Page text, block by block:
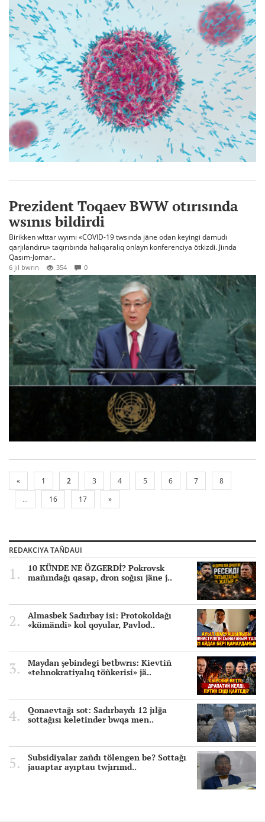
Prezident Toqaev BWW otırısında
wsınıs bildirdi
Birikken wlttar wyımı «COVID-19 twsında jäne odan keyingi damudı
qarjılandıru» taqırıbında halıqaralıq onlayn konferenciya ötkizdi. Jiında
Qasım-Jomar..
6 jıl bwrın 354 0
« 1 2 3 4 5 6 7
8
...
16 17 »
REDAKCIYA TAÑDAUI
10 KÜNDE NE ÖZGERDİ? Pokrovsk
mañındağı qasap, dron soğısı jäne j..
Almasbek Sadırbay isi: Protokoldağı
«kümändi» kol qoyular, Pavlod..
Maydan şebindegi betbwrıs: Kievtiñ
«tehnokratiyalıq töñkerisi» jä..
Qonaevtağı sot: Sadırbaydı 12 jılğa
sottağısı keletinder bwqa men..
Subsidiyalar zañdı tölengen be? Sottağı
jauaptar ayıptau twjırımd..